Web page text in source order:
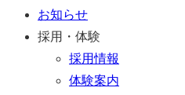
お知らせ
採用・体験
採用情報
体験案内